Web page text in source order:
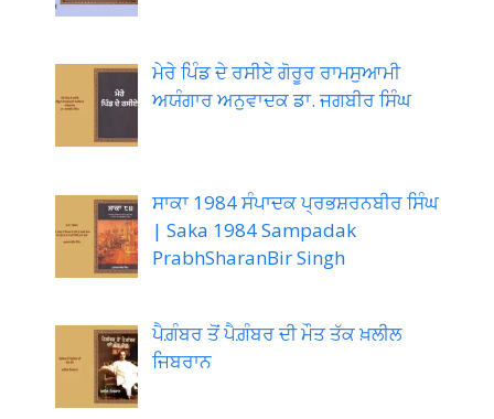
ਮੇਰੇ ਪਿੰਡ ਦੇ ਰਸੀਏ ਗੋਰੂਰ ਰਾਮਸੁਆਮੀ
ਅਯੰਗਾਰ ਅਨੁਵਾਦਕ ਡਾ. ਜਗਬੀਰ ਸਿੰਘ
ਸਾਕਾ 1984 ਸੰਪਾਦਕ ਪ੍ਰਭਸ਼ਰਨਬੀਰ ਸਿੰਘ
| Saka 1984 Sampadak
PrabhSharanBir Singh
ਪੈਗ਼ੰਬਰ ਤੋਂ ਪੈਗ਼ੰਬਰ ਦੀ ਮੌਤ ਤੱਕ ਖ਼ਲੀਲ
ਜਿਬਰਾਨ